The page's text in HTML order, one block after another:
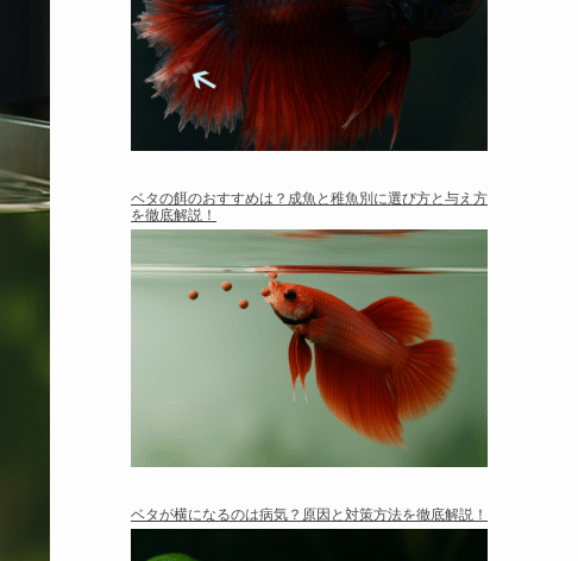
ベタの餌のおすすめは？成魚と稚魚別に選び方と与え方
を徹底解説！
ベタが横になるのは病気？原因と対策方法を徹底解説！